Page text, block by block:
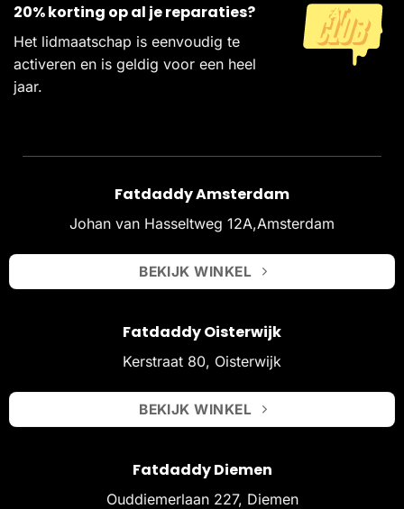
20% korting op al je reparaties?
Het lidmaatschap is eenvoudig te
activeren en is geldig voor een heel
jaar.
Fatdaddy Amsterdam
Johan van Hasseltweg 12A,Amsterdam
BEKIJK WINKEL
Fatdaddy Oisterwijk
Kerstraat 80, Oisterwijk
BEKIJK WINKEL
Fatdaddy Diemen
Ouddiemerlaan 227, Diemen